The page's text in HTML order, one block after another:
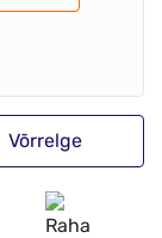
Võrrelge